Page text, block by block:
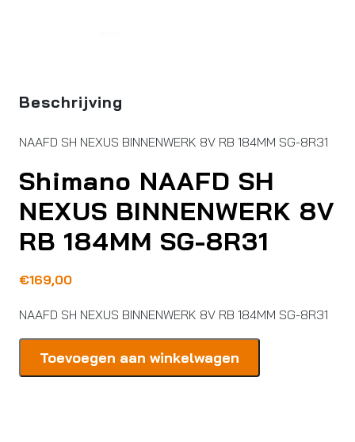
Beschrijving
NAAFD SH NEXUS BINNENWERK 8V RB 184MM SG-8R31
Shimano NAAFD SH
NEXUS BINNENWERK 8V
RB 184MM SG-8R31
€169,00
NAAFD SH NEXUS BINNENWERK 8V RB 184MM SG-8R31
NAAFDToevoegen aan winkelwagen